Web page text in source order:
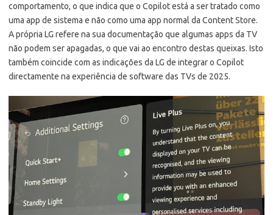
comportamento, o que indica que o Copilot está a ser tratado como
uma app de sistema e não como uma app normal da Content Store.
A própria LG refere na sua documentação que algumas apps da TV
não podem ser apagadas, o que vai ao encontro destas queixas. Isto
também coincide com as indicações da LG de integrar o Copilot
directamente na experiência de software das TVs de 2025.